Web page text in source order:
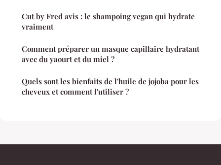
Cut by Fred avis : le shampoing vegan qui hydrate
vraiment
Comment préparer un masque capillaire hydratant
avec du yaourt et du miel ?
Quels sont les bienfaits de l'huile de jojoba pour les
cheveux et comment l'utiliser ?